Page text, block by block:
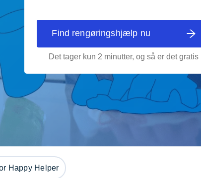
Find rengøringshjælp nu
Det tager kun 2 minutter, og så er det gratis
Happy Helper